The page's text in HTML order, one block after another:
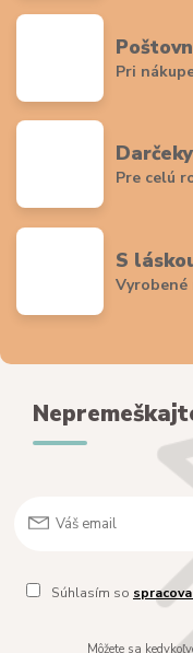
Pri
Darčeky
Pre celú
S
Vyrobené
Súhlasím so
Môžete sa